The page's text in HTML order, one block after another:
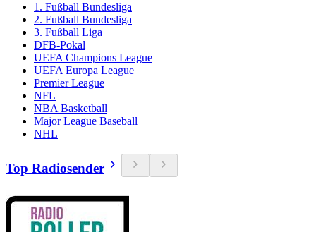
1. Fußball Bundesliga
2. Fußball Bundesliga
3. Fußball Liga
DFB-Pokal
UEFA Champions League
UEFA Europa League
Premier League
NFL
NBA Basketball
Major League Baseball
NHL
Top Radiosender